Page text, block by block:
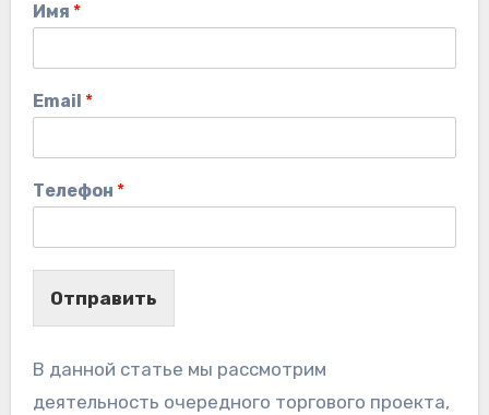
Имя *
Email *
Телефон *
Отправить
В данной статье мы рассмотрим
деятельность очередного торгового проекта,